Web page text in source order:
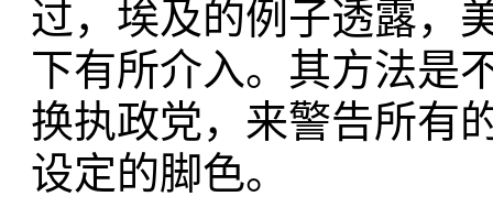
过，埃及的例子透露，
下有所介入。其方法是
换执政党，来警告所有
设定的脚色。